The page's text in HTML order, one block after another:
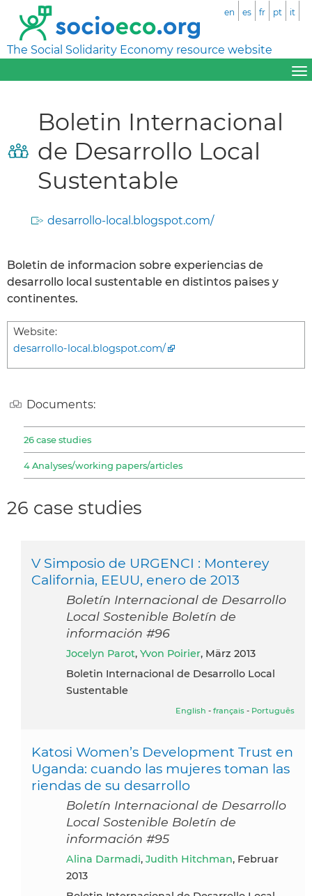
The Social Solidarity Economy resource website
en es fr pt it
Boletin Internacional
de Desarrollo Local
Sustentable
desarrollo-local.blogspot.com/
Boletin de informacion sobre experiencias de
desarrollo local sustentable en distintos paises y
continentes.
Website:
desarrollo-local.blogspot.com/
Documents:
26 case studies
4 Analyses/working papers/articles
26 case studies
V Simposio de URGENCI : Monterey
California, EEUU, enero de 2013
Boletín Internacional de Desarrollo
Local Sostenible Boletín de
información #96
Jocelyn Parot, Yvon Poirier, März 2013
Boletin Internacional de Desarrollo Local
Sustentable
English - français - Português
Katosi Women’s Development Trust en
Uganda: cuando las mujeres toman las
riendas de su desarrollo
Boletín Internacional de Desarrollo
Local Sostenible Boletín de
información #95
Alina Darmadi, Judith Hitchman, Februar
2013